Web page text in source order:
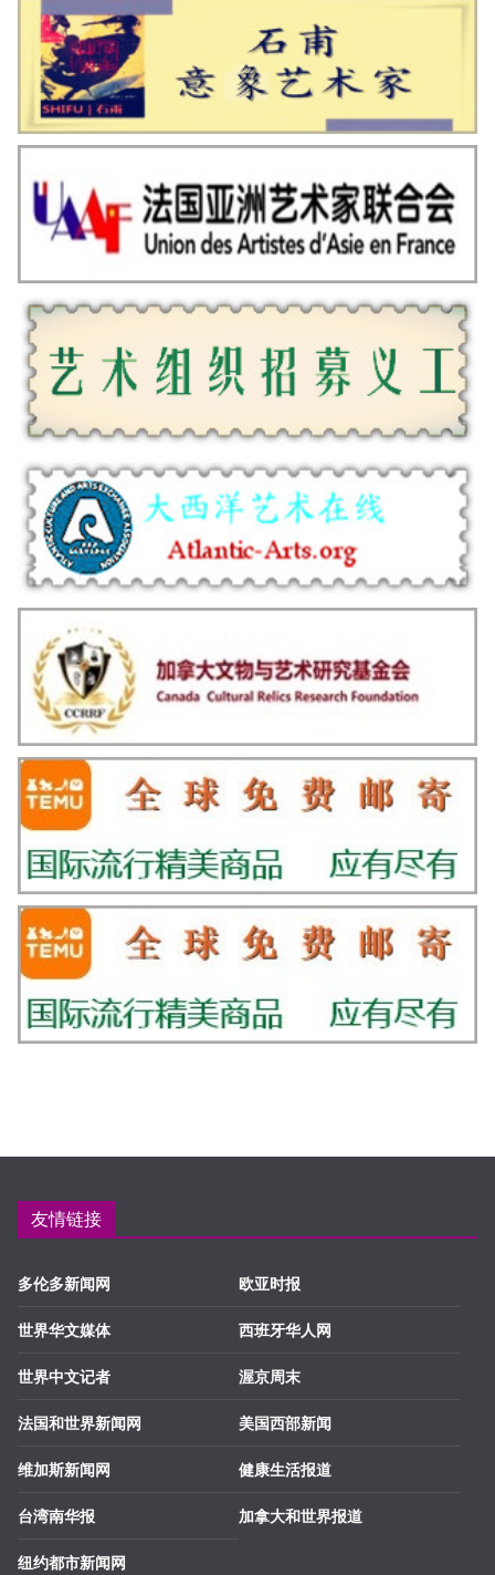
友情链接
多伦多新闻网
世界华文媒体
世界中文记者
法国和世界新闻网
维加斯新闻网
台湾南华报
纽约都市新闻网
欧亚时报
西班牙华人网
渥京周末
美国西部新闻
健康生活报道
加拿大和世界报道